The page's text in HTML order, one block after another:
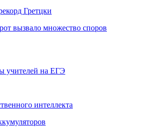
Гретцки
вызвало множество споров
учителей на ЕГЭ
интеллекта